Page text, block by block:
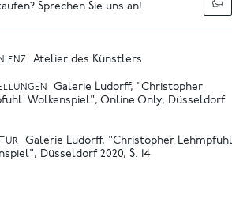
Sprechen Sie uns an!
Atelier des Künstlers
Galerie Ludorff, "Christopher
Wolkenspiel", Online Only, Düsseldorf
Galerie Ludorff, "Christopher
Düsseldorf 2020, S. 14